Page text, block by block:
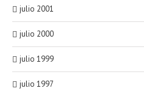
julio 2001
julio 2000
julio 1999
julio 1997